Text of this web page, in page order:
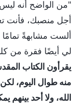
"من الواضح أنه
أجل منصبك، فأنت
ألست مشابهةً تمامًا
لي أيضًا فقرة من
يقرأون الكتاب
منه طوال اليوم،
الله، ولا أحد